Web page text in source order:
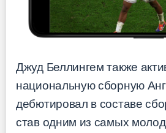
Джуд Беллингем также
национальную сборную
дебютировал в составе
став одним из самых